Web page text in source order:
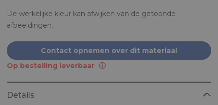
De werkelijke kleur kan afwijken van de getoonde
afbeeldingen.
Contact opnemen over dit materiaal
Op bestelling leverbaar
Details